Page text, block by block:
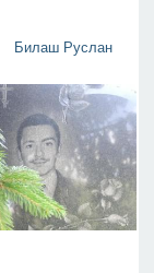
Билаш Руслан